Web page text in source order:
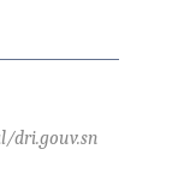
dri.gouv.sn